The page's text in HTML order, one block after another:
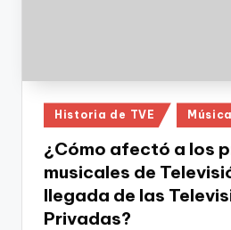
Publicado
en
Historia de TVE Música
¿Cómo afectó a los
musicales de
llegada de las
Privadas?